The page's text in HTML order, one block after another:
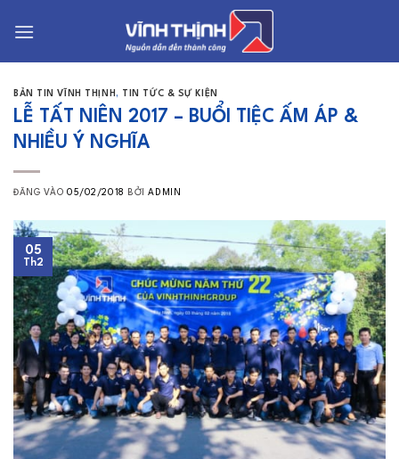
qua
dung
BẢN TIN VĨNH THỊNH, TIN TỨC & SỰ KIỆN
LỄ TẤT NIÊN 2017 – BUỔI TIỆC ẤM ÁP &
NHIỀU Ý NGHĨA
ĐĂNG VÀO05/02/2018 BỞIADMIN
05
Th2